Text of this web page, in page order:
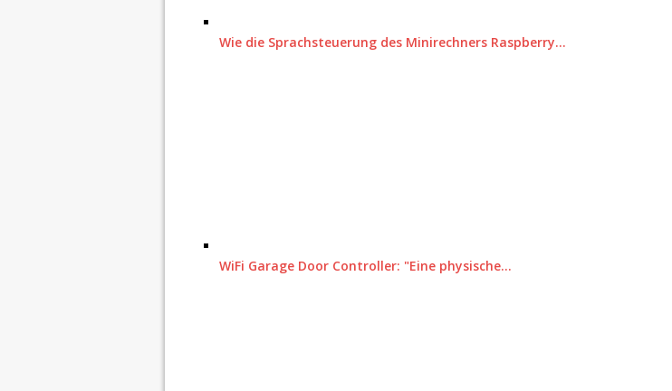
Wie die Sprachsteuerung des Minirechners Raspberry…
WiFi Garage Door Controller: "Eine physische…